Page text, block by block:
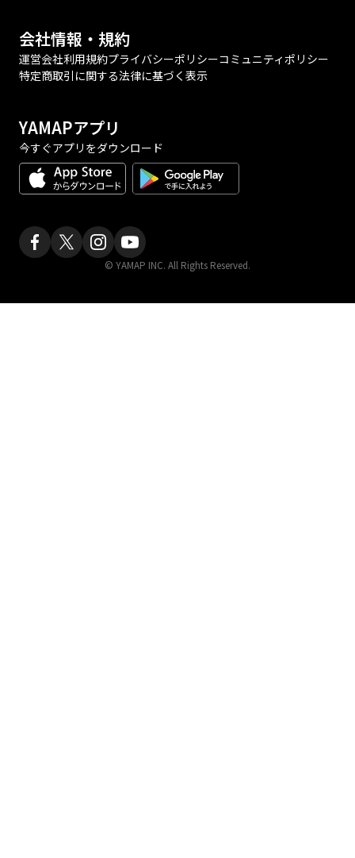
会社情報・規約
運営会社利用規約プライバシーポリシーコミュニティポリシー
特定商取引に関する法律に基づく表示
YAMAPアプリ
今すぐアプリをダウンロード
© YAMAP INC. All Rights Reserved.